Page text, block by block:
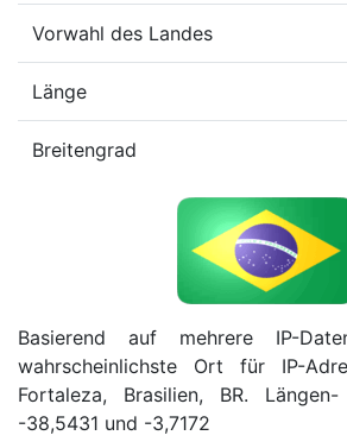
Vorwahl des Landes
Länge
Breitengrad
Basierend auf mehrere IP-
wahrscheinlichste Ort für IP-
Fortaleza, Brasilien, BR.
-38,5431 und -3,7172